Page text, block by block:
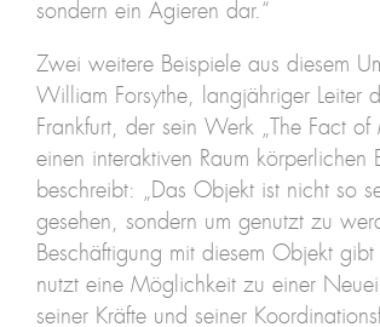
sondern ein Agieren dar.“
Zwei weitere Beispiele aus diesem
William Forsythe, langjähriger Leiter
Frankfurt, der sein Werk „The Fact of
einen interaktiven Raum körperlichen
beschreibt: „Das Objekt ist nicht so
gesehen, sondern um genutzt zu
Beschäftigung mit diesem Objekt
nutzt eine Möglichkeit zu einer
seiner Kräfte und seiner